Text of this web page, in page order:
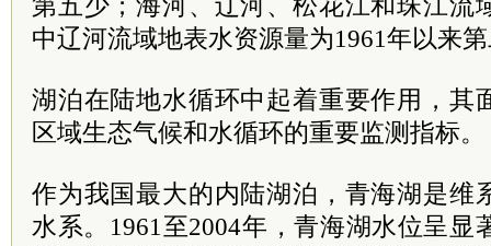
中辽河流域地表水资源量为1961年以来
湖泊在陆地水循环中起着重要作用，其
区域生态气候和水循环的重要监测指标。
作为我国最大的内陆湖泊，青海湖是维
水系。1961至2004年，青海湖水位呈显